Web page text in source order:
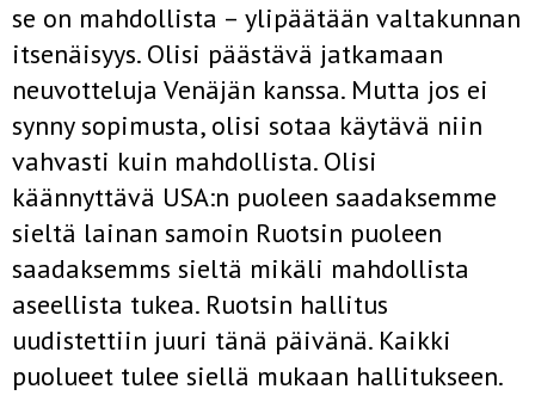
se on mahdollista – ylipäätään valtakunnan
itsenäisyys. Olisi päästävä jatkamaan
neuvotteluja Venäjän kanssa. Mutta jos ei
synny sopimusta, olisi sotaa käytävä niin
vahvasti kuin mahdollista. Olisi
käännyttävä USA:n puoleen saadaksemme
sieltä lainan samoin Ruotsin puoleen
saadaksemms sieltä mikäli mahdollista
aseellista tukea. Ruotsin hallitus
uudistettiin juuri tänä päivänä. Kaikki
puolueet tulee siellä mukaan hallitukseen.